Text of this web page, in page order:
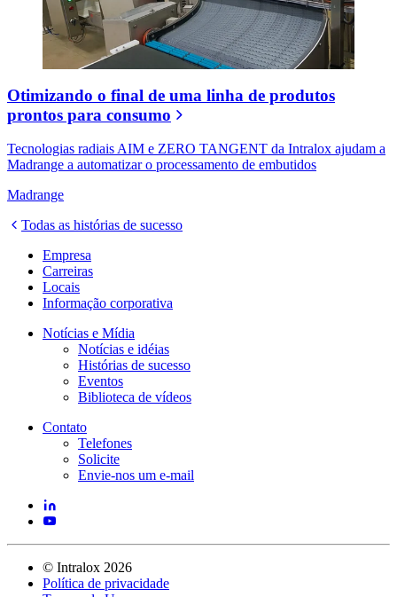
Otimizando o final de uma linha de produtos
prontos para consumo
Tecnologias radiais AIM e ZERO TANGENT da Intralox ajudam a
Madrange a automatizar o processamento de embutidos
Madrange
Todas as histórias de sucesso
Empresa
Carreiras
Locais
Informação corporativa
Notícias e Mídia
Notícias e idéias
Histórias de sucesso
Eventos
Biblioteca de vídeos
Contato
Telefones
Solicite
Envie-nos um e-mail
© Intralox 2026
Política de privacidade